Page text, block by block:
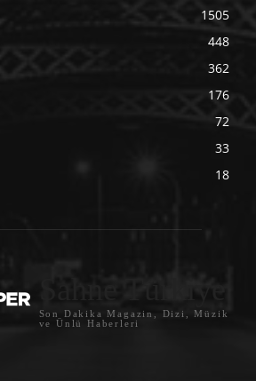
1505
448
362
176
72
33
18
Sahne Türkiye
Son Dakika Magazin, Dizi, Müzik
ve Ünlü Haberleri